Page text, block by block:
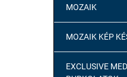
MOZAIK
MOZAIK KÉP
EXCLUSIVE